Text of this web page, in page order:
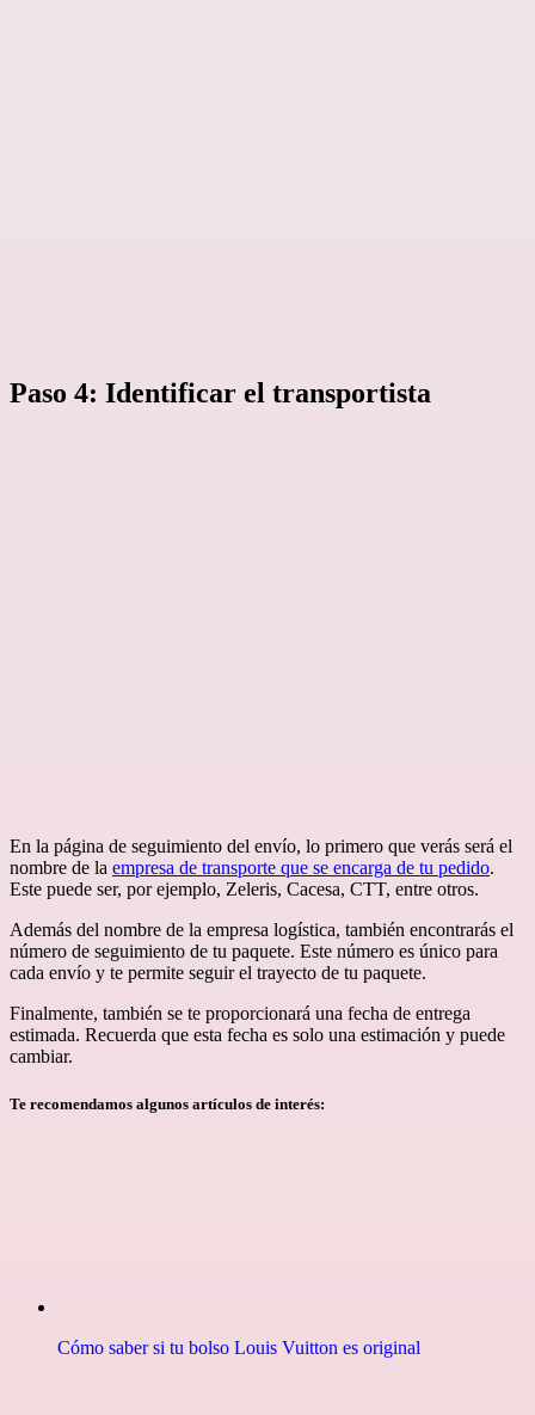
Paso 4: Identificar el transportista
En la página de seguimiento del envío, lo primero que verás será el
nombre de la empresa de transporte que se encarga de tu pedido.
Este puede ser, por ejemplo, Zeleris, Cacesa, CTT, entre otros.
Además del nombre de la empresa logística, también encontrarás el
número de seguimiento de tu paquete. Este número es único para
cada envío y te permite seguir el trayecto de tu paquete.
Finalmente, también se te proporcionará una fecha de entrega
estimada. Recuerda que esta fecha es solo una estimación y puede
cambiar.
Te recomendamos algunos artículos de interés:
Cómo saber si tu bolso Louis Vuitton es original